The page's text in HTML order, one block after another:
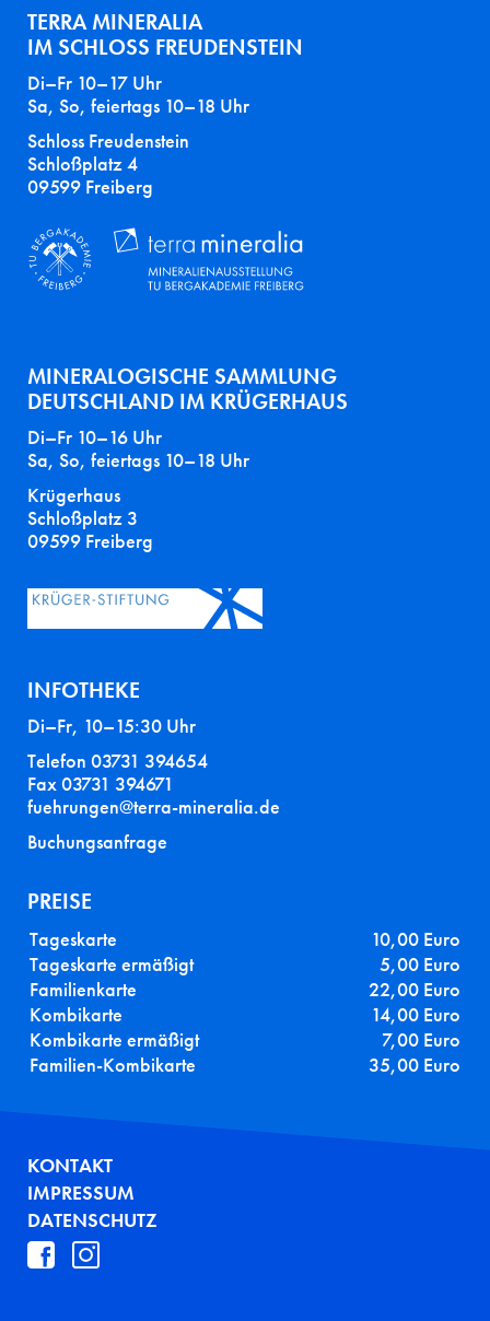
TERRA MINERALIA
IM SCHLOSS FREUDENSTEIN
Di–Fr 10–17 Uhr
Sa, So, feiertags 10–18 Uhr
Schloss Freudenstein
Schloßplatz 4
09599 Freiberg
MINERALOGISCHE SAMMLUNG
DEUTSCHLAND IM KRÜGERHAUS
Di–Fr 10–16 Uhr
Sa, So, feiertags 10–18 Uhr
Krügerhaus
Schloßplatz 3
09599 Freiberg
INFOTHEKE
Di–Fr, 10–15:30 Uhr
Telefon 03731 394654
Fax 03731 394671
fuehrungen@terra-mineralia.de
Buchungsanfrage
PREISE
Tageskarte
10,00 Euro
Tageskarte ermäßigt
5,00 Euro
Familienkarte
22,00 Euro
Kombikarte
14,00 Euro
Kombikarte ermäßigt
7,00 Euro
Familien-Kombikarte
35,00 Euro
FUSSZEILE
KONTAKT
IMPRESSUM
DATENSCHUTZ